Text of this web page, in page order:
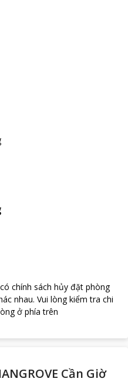
chính sách hủy đặt phòng
nhau. Vui lòng kiểm tra chi
ở phía trên
Cần Giờ